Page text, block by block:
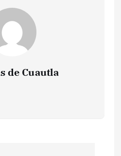
de Cuautla